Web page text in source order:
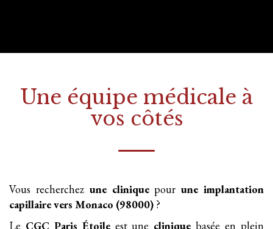
Une équipe médicale à
vos côtés
Vous recherchez une cliniquepourune implantation
capillairevers Monaco (98000) ?
Le CGC Paris Étoileest une clinique basée en plein